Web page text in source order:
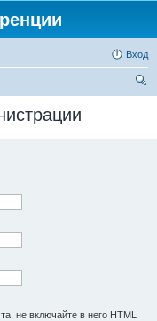
Вход
не включайте в него HTML